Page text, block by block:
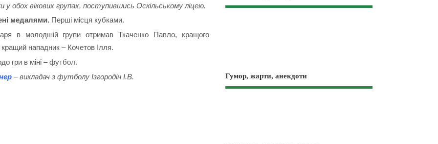
у обох вікових групах, поступившись Оскільському ліцею.
медалями.Перші місця кубками.
в молодшій групи отримав Ткаченко Павло, кращого
кращий нападник – Кочетов Ілля.
гри в міні – футбол.
– викладач з футболу Ізгородін І.В. Гумор, жарти, анекдоти